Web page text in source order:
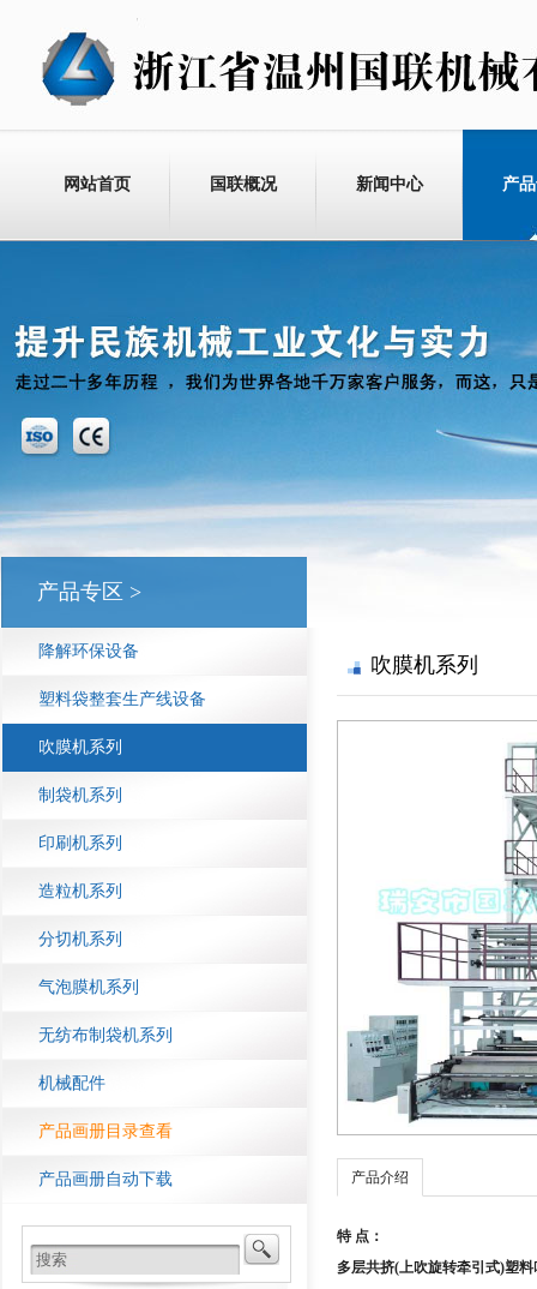
网站首页 国联概况 新闻中心 产
产品专区 >
降解环保设备
塑料袋整套生产线设备
吹膜机系列
制袋机系列
印刷机系列
造粒机系列
分切机系列
气泡膜机系列
无纺布制袋机系列
机械配件
产品画册目录查看
产品画册自动下载
吹膜机系列
产品介绍
特 点：
多层共挤(上吹旋转牵引式)塑料